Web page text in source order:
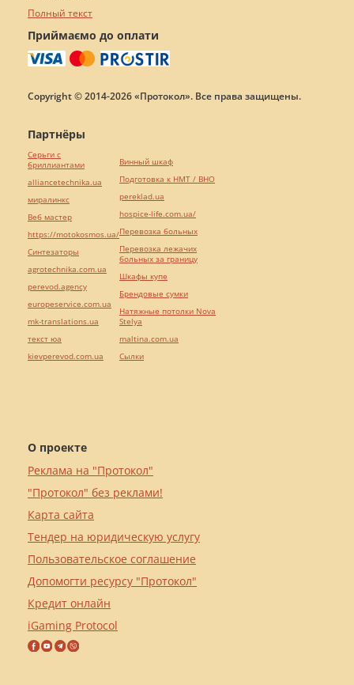
Полный текст
Приймаємо до оплати
Copyright © 2014-2026 «Протокол». Все права защищены.
О проекте
Реклама на "Протокол"
"Протокол" без реклами!
Карта сайта
Тендер на юридическую услугу
Пользовательское соглашение
Допомогти ресурсу "Протокол"
Кредит онлайн
iGaming Protocol
Партнёры
Серьги с
бриллиантами
alliancetechnika.ua
миралинкс
Веб мастер
https://motokosmos.ua/
Синтезаторы
agrotechnika.com.ua
perevod.agency
europeservice.com.ua
mk-translations.ua
текст юа
kievperevod.com.ua
Винный шкаф
Подготовка к НМТ / ВНО
pereklad.ua
hospice-life.com.ua/
Перевозка больных
Перевозка лежачих
больных за границу
Шкафы купе
Брендовые сумки
Натяжные потолки Nova
Stelya
maltina.com.ua
Cылки